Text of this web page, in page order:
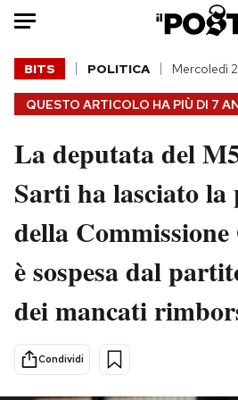
Auto
HOME
Italia
Politica
Tecnologia
Scienza
Sport
QUESTO ARTICOLO HA PIÙ DI 7
BITS POLITICA Mercoledì
La deputata del
Sarti ha lasciato la
della
è sospesa dal
dei mancati
Condividi